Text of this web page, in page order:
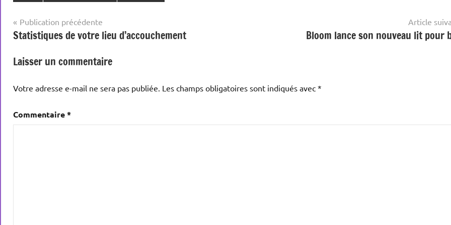
Navigation
de
l’article
Publication précédente
Statistiques de votre lieu d’accouchement
Article
Bloom lance son nouveau lit pour
Laisser un commentaire
Votre adresse e-mail ne sera pas publiée. Les champs obligatoires sont indiqués avec *
Commentaire*